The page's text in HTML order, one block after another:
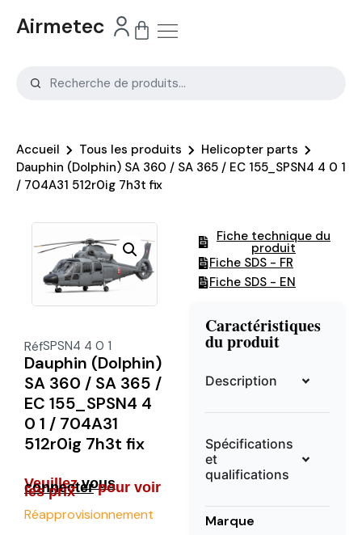
Airmetec
Accueil Tous les produits
Helicopter parts
Dauphin (Dolphin) SA 360 / SA 365 / EC 155_SPSN4 4 0 1
/ 704A31 512r0ig 7h3t fix
RéfSPSN4 4 0 1
Dauphin (Dolphin)
SA 360 / SA 365 /
EC 155_SPSN4 4
0 1 / 704A31
512r0ig 7h3t fix
Veuillezvous
connecterpour voir
les prix
Réapprovisionnement
Fiche technique du
produit
Fiche SDS - FR
Fiche SDS - EN
Caractéristiques
du produit
Description
Spécifications
et
qualifications
Marque